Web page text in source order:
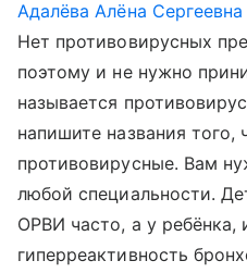
Адалёва Алёна Сергеевна
Нет противовирусных
поэтому и не нужно
называется
напишите названия того,
противовирусные. Вам
любой специальности.
ОРВИ часто, а у
гиперреактивность